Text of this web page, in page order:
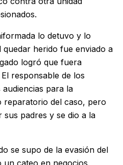
lo detuvo y lo
herido fue enviado a
logró que fuera
responsable de los
para la
del caso, pero
padres y se dio a la
se supo de la evasión del
cateo en negocios,